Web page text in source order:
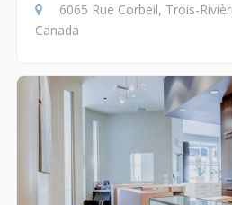
6065 Rue Corbeil, Trois-
Canada